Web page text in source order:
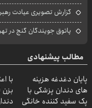
گزارش تصویری عیادت
پاتوق جویندگان گنج در
مطالب پیشنهادی
پایان دغدغه هزینه
های دندان پزشکی با
پک سفید کننده خانگی
با